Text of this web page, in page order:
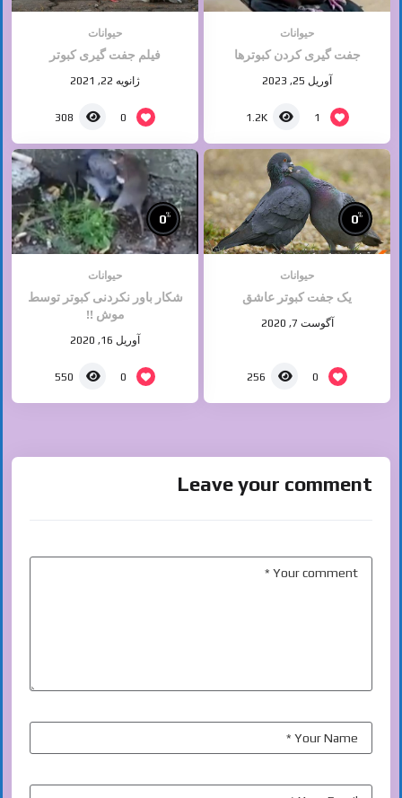
حیوانات
جفت گیری کردن کبوترها
آوریل 25, 2023
1
1.2K
حیوانات
فیلم جفت گیری کبوتر
ژانویه 22, 2021
0
308
0%
حیوانات
یک جفت کبوتر عاشق
آگوست 7, 2020
0
256
0%
حیوانات
شکار باور نکردنی کبوتر توسط
موش !!
آوریل 16, 2020
0
550
Leave your comment